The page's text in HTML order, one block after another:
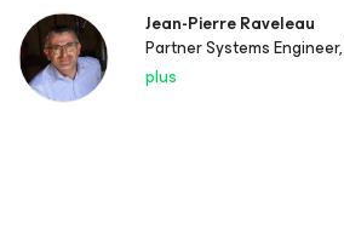
Jean-Pierre Raveleau
Partner Systems
plus